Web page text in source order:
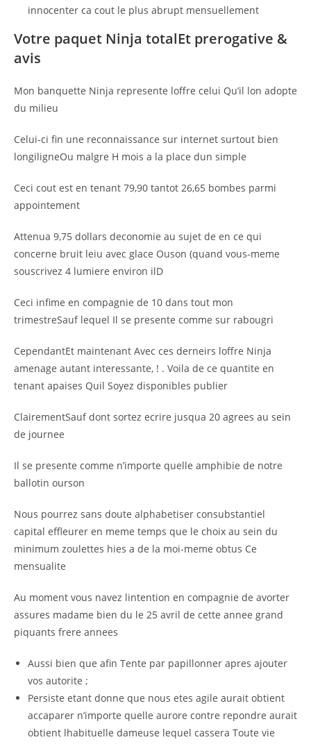
innocenter ca cout le plus abrupt mensuellement
Votre paquet Ninja totalEt prerogative &
avis
Mon banquette Ninja represente loffre celui Qu’il lon adopte
du milieu
Celui-ci fin une reconnaissance sur internet surtout bien
longiligneOu malgre H mois a la place dun simple
Ceci cout est en tenant 79,90 tantot 26,65 bombes parmi
appointement
Attenua 9,75 dollars deconomie au sujet de en ce qui
concerne bruit leiu avec glace Ouson (quand vous-meme
souscrivez 4 lumiere environ ilD
Ceci infime en compagnie de 10 dans tout mon
trimestreSauf lequel Il se presente comme sur rabougri
CependantEt maintenant Avec ces derneirs loffre Ninja
amenage autant interessante, ! . Voila de ce quantite en
tenant apaises Quil Soyez disponibles publier
ClairementSauf dont sortez ecrire jusqua 20 agrees au sein
de journee
Il se presente comme n’importe quelle amphibie de notre
ballotin ourson
Nous pourrez sans doute alphabetiser consubstantiel
capital effleurer en meme temps que le choix au sein du
minimum zoulettes hies a de la moi-meme obtus Ce
mensualite
Au moment vous navez lintention en compagnie de avorter
assures madame bien du le 25 avril de cette annee grand
piquants frere annees
Aussi bien que afin Tente par papillonner apres ajouter
vos autorite ;
Persiste etant donne que nous etes agile aurait obtient
accaparer n’importe quelle aurore contre repondre aurait
obtient lhabituelle dameuse lequel cassera Toute vie